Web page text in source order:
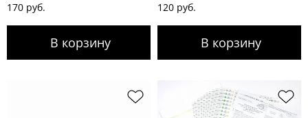
170 руб. 120 руб.